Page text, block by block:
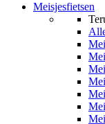
Meisjesfietsen